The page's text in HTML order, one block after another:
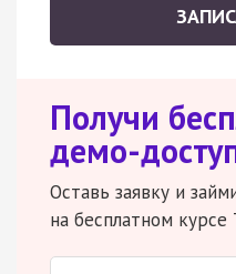
Получи
демо-
Оставь заявку и
на бесплатном курсе